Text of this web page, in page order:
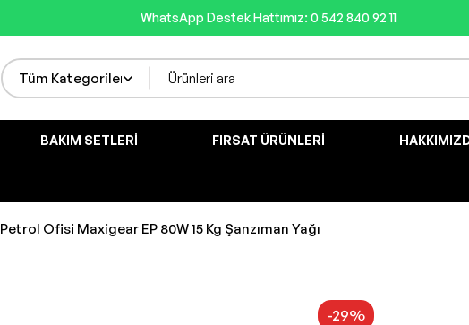
WhatsApp Destek Hattımız: 0 542 840 92 11
BAKIM SETLERI FIRSAT ÜRÜNLERI
Petrol Ofisi Maxigear EP 80W 15 Kg Şanzıman Yağı
-29%